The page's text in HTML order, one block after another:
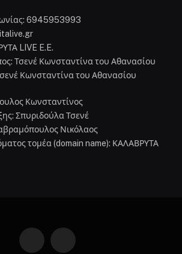
6945953993
LIVE E.E.
Τσενέ Κωνσταντίνα του Αθανασίου
Κωνσταντίνα του Αθανασίου
Κωνσταντίνος
Σπυριδούλα Τσενέ
Νικόλαος
τομέα (domain name): ΚΑΛΑΒΡΥΤΑ
Facebook Instagram